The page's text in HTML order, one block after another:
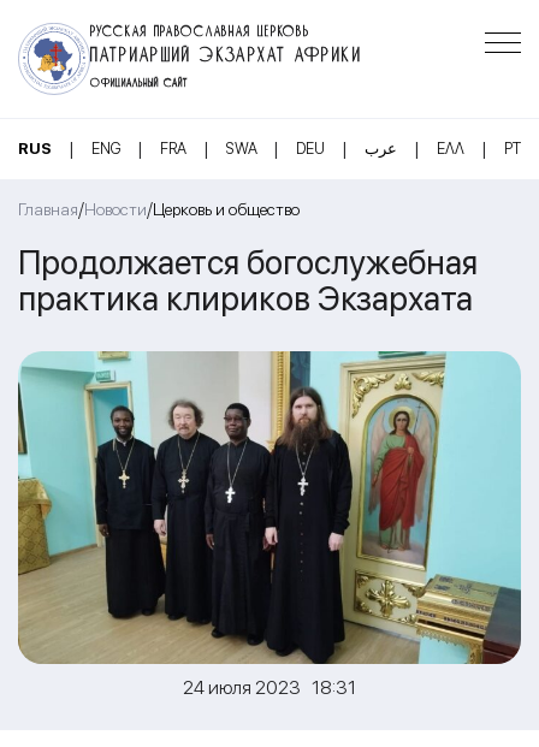
РУССКАЯ ПРАВОСЛАВНАЯ ЦЕРКОВЬ
ПАТРИАРШИЙ ЭКЗАРХАТ АФРИКИ
ОФИЦИАЛЬНЫЙ САЙТ
RUS | ENG | FRA | SWA | DEU | عرب | ΕΛΛ | PT
Главная/Новости/Церковь и общество
Продолжается богослужебная
практика клириков Экзархата
24 июля 2023 18:31